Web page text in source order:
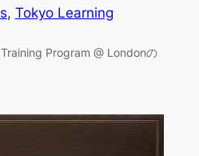
, Tokyo Learning
Program @ Londonの